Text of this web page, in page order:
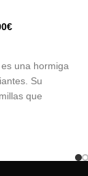
€
una hormiga
Su
que